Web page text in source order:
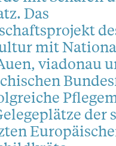
Das
mit
viadonau
der